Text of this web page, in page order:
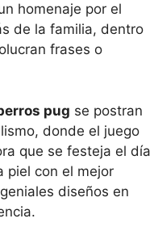
homenaje por el
de la familia, dentro
frases o
pug se postran
donde el juego
que se festeja el día
piel con el mejor
diseños en